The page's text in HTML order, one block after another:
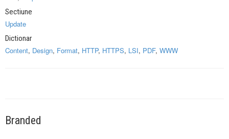
Sectiune
Update
Dictionar
Content, Design, Format, HTTP, HTTPS, LSI, PDF, WWW
Branded